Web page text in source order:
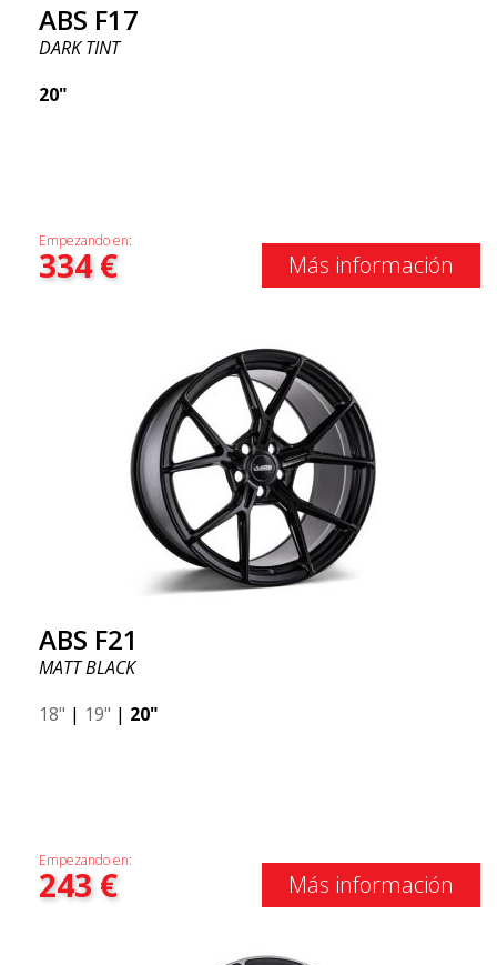
ABS F17
DARK TINT
20"
Empezando en:
334€ Más información
ABS F21
MATT BLACK
18" | 19" | 20"
Empezando en:
243€ Más información